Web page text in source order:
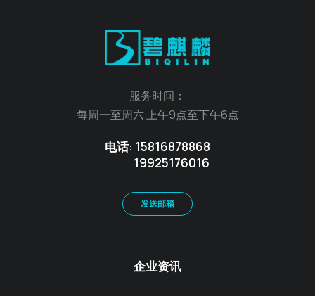
服务时间：
每周一至周六 上午9点至下午6点
电话: 15816878868
19925176016
发送邮箱
企业资讯